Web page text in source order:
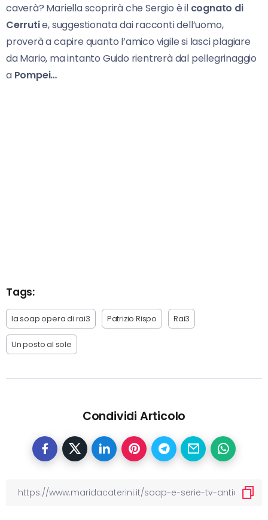
caverà? Mariella scoprirà che Sergio è il cognato di
Cerrutie, suggestionata dai racconti dell’uomo,
proverà a capire quanto l’amico vigile si lasci plagiare
da Mario, ma intanto Guido rientrerà dal pellegrinaggio
aPompei…
Tags:
la soap opera di rai3 Patrizio Rispo Rai3
Un posto al sole
Condividi Articolo